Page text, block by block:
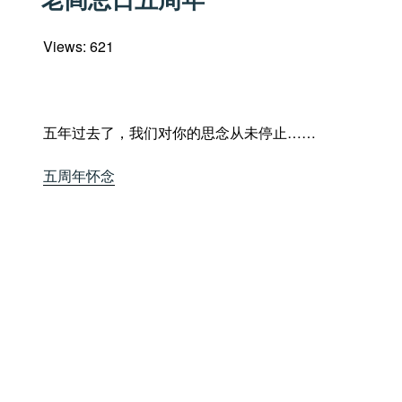
Views: 621
五年过去了，我们对你的思念从未停止……
五周年怀念